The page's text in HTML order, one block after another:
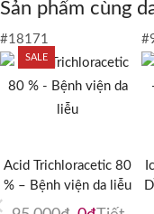
Sản phẩm cùng
#18171
SALE
Acid Trichloracetic 80
% – Bệnh viện da liễu